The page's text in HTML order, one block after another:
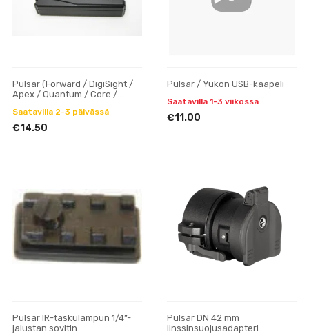
Pulsar (Forward / DigiSight /
Apex / Quantum / Core /
Saatavilla 2-3 päivässä
€14.50
Pulsar / Yukon USB-kaapeli
Saatavilla 1-3 viikossa
€11.00
Pulsar IR-taskulampun 1/4”-
jalustan sovitin
Pulsar DN 42 mm
linssinsuojusadapteri